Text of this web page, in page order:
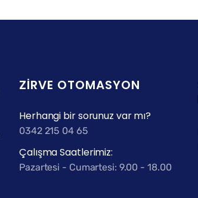
ZIRVE OTOMASYON
Herhangi bir sorunuz var mı?
0342 215 04 65
Çalışma Saatlerimiz:
Pazartesi - Cumartesi: 9.00 - 18.00